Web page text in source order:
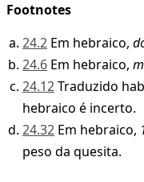
Footnotes
24.2 Em hebraico,
24.6 Em hebraico,
24.12Traduzido
hebraico é incerto.
24.32 Em hebraico,
peso da quesita.